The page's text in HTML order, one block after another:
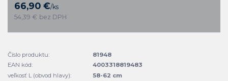
66,90 €/ks
54,39 € bez DPH
Číslo produktu:
81948
EAN kód:
4003318819483
veľkosť L (obvod hlavy):
58-62 cm